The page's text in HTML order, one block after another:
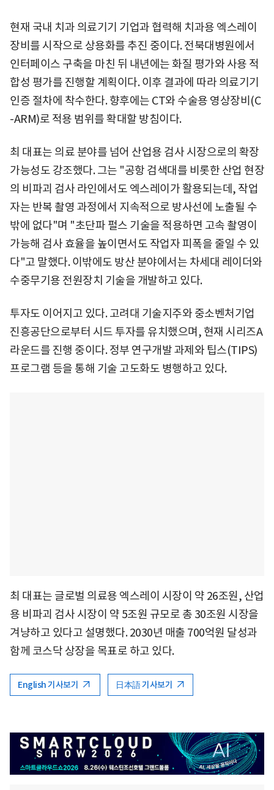
현재 국내 치과 의료기기 기업과 협력해 치과용 엑스레이
장비를 시작으로 상용화를 추진 중이다. 전북대병원에서
인터페이스 구축을 마친 뒤 내년에는 화질 평가와 사용 적
합성 평가를 진행할 계획이다. 이후 결과에 따라 의료기기
인증 절차에 착수한다. 향후에는 CT와 수술용 영상장비(C
-ARM)로 적용 범위를 확대할 방침이다.
최 대표는 의료 분야를 넘어 산업용 검사 시장으로의 확장
가능성도 강조했다. 그는 "공항 검색대를 비롯한 산업 현장
의 비파괴 검사 라인에서도 엑스레이가 활용되는데, 작업
자는 반복 촬영 과정에서 지속적으로 방사선에 노출될 수
밖에 없다"며 "초단파 펄스 기술을 적용하면 고속 촬영이
가능해 검사 효율을 높이면서도 작업자 피폭을 줄일 수 있
다"고 말했다. 이밖에도 방산 분야에서는 차세대 레이더와
수중무기용 전원장치 기술을 개발하고 있다.
투자도 이어지고 있다. 고려대 기술지주와 중소벤처기업
진흥공단으로부터 시드 투자를 유치했으며, 현재 시리즈A
라운드를 진행 중이다. 정부 연구개발 과제와 팁스(TIPS)
프로그램 등을 통해 기술 고도화도 병행하고 있다.
최 대표는 글로벌 의료용 엑스레이 시장이 약 26조원, 산업
용 비파괴 검사 시장이 약 5조원 규모로 총 30조원 시장을
겨냥하고 있다고 설명했다. 2030년 매출 700억원 달성과
함께 코스닥 상장을 목표로 하고 있다.
English 기사보기 日本語 기사보기